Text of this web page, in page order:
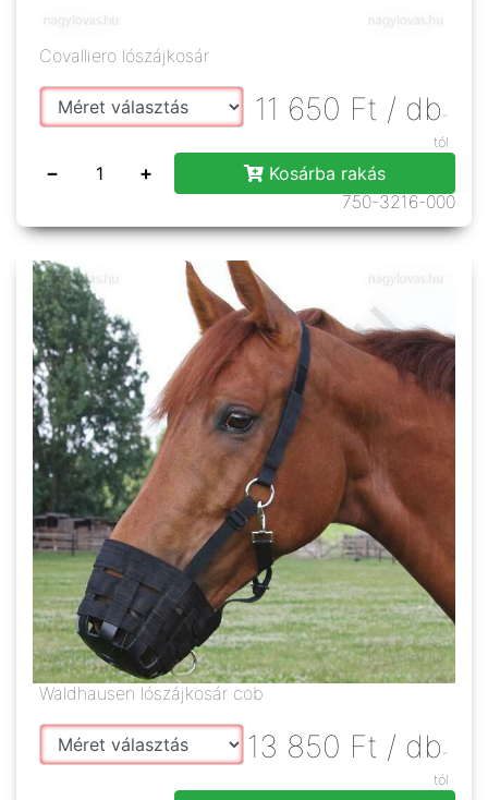
Covalliero lószájkosár
11 650 Ft / db -
tól
− +
Kosárba rakás
750-3216-000
Waldhausen lószájkosár cob
13 850 Ft / db -
tól